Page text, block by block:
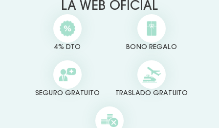
LA WEB OFICIAL
4% DTO BONO REGALO
SEGURO GRATUITO TRASLADO GRATUITO